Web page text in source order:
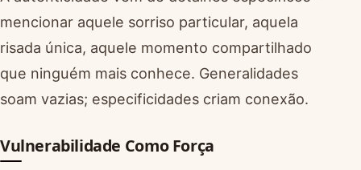
mencionar aquele sorriso particular, aquela
risada única, aquele momento compartilhado
que ninguém mais conhece. Generalidades
soam vazias; especificidades criam conexão.
Vulnerabilidade Como Força